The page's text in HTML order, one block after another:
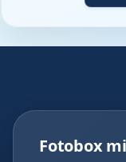
Fotobox